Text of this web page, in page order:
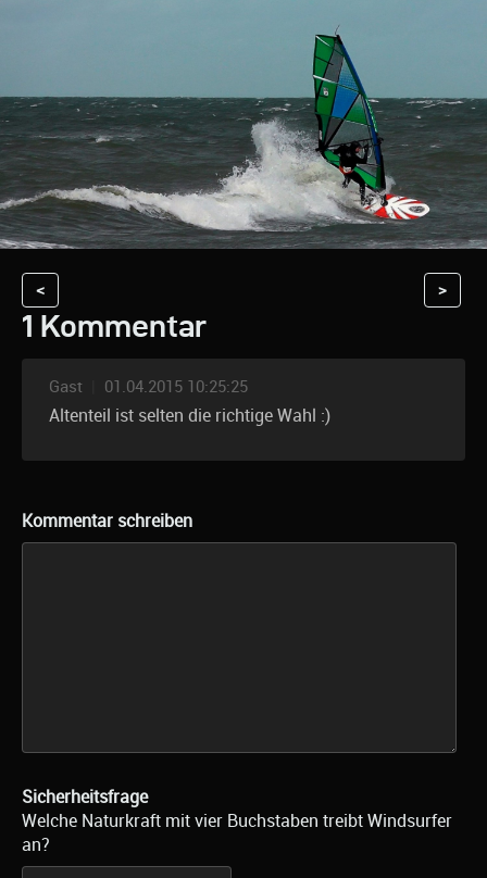
< >
1 Kommentar
Gast 01.04.2015 10:25:25
Altenteil ist selten die richtige Wahl :)
Kommentar schreiben
Sicherheitsfrage
Welche Naturkraft mit vier Buchstaben treibt Windsurfer
an?